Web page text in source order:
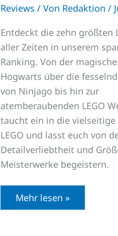
Reviews / Von Redaktion /
Entdeckt die zehn größten
aller Zeiten in unserem
Ranking. Von der
Hogwarts über die
von Ninjago bis hin zur
atemberaubenden LEGO
taucht ein in die vielseitige
LEGO und lasst euch von
Detailverliebtheit und
Meisterwerke begeistern.
Mehr lesen »